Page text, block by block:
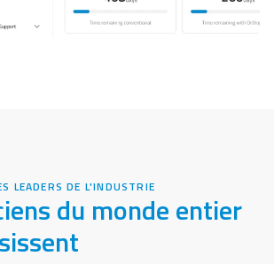
LEADERS DE L'INDUSTRIE
du monde entier